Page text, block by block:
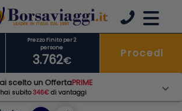
Prezzo Finito per 2
persone
3.762€
Procedi
scelto un OffertaPRIME
hai subito346€di vantaggi